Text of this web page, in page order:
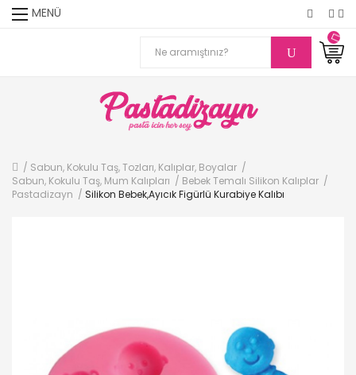
MENÜ
Sabun, Kokulu Taş, Tozları, Kalıplar, Boyalar
Sabun, Kokulu Taş, Mum Kalıpları
Bebek Temalı Silikon Kalıplar
Pastadizayn
Silikon Bebek,Ayıcık Figürlü Kurabiye Kalıbı